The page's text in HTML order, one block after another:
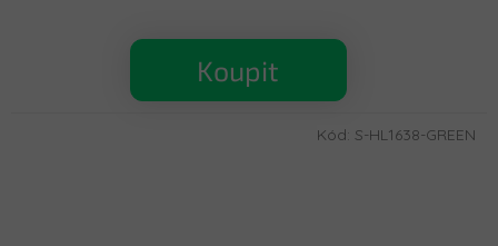
Koupit
Kód: S-HL1638-GREEN